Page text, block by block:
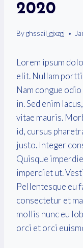
2020
Byghssail_gjxzgj
Lorem ipsum
elit. Nullam
Nam congue
in. Sed enim
vitae mauris.
id, cursus
justo. Integer
Quisque
imperdiet ut.
Pellentesque eu
consectetur et
mollis nunc eu
orci et orci